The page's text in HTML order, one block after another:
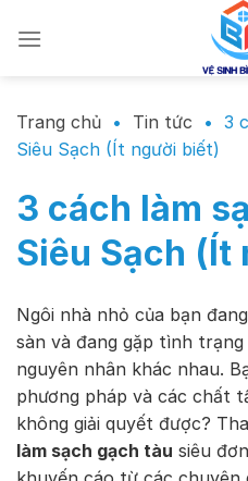
đến
Trang chủ • Tin tức • 3
Siêu Sạch (Ít người biết)
3 cách làm
Siêu Sạch (Ít
Ngôi nhà nhỏ của bạn
sàn và đang gặp tình
nguyên nhân khác nhau.
phương pháp và các chất
không giải quyết được?
làm sạch gạch tàu siêu